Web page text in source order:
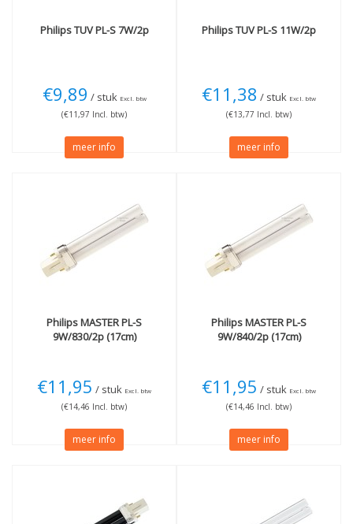
PhilipsTUV PL-S 7W/2p
€9,89 / stuk Excl. btw
(€11,97 Incl. btw)
meer info
PhilipsTUV PL-S 11W/2p
€11,38 / stuk Excl. btw
(€13,77 Incl. btw)
meer info
PhilipsMASTER PL-S
9W/830/2p (17cm)
€11,95 / stuk Excl. btw
(€14,46 Incl. btw)
meer info
PhilipsMASTER PL-S
9W/840/2p (17cm)
€11,95 / stuk Excl. btw
(€14,46 Incl. btw)
meer info